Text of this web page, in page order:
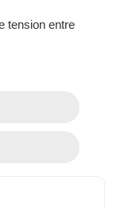
tension entre